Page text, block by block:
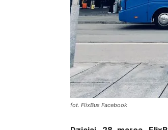
fot. FlixBus Facebook